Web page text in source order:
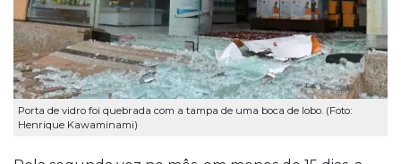
Porta de vidro foi quebrada com a tampa de uma boca de lobo. (Foto:
Henrique Kawaminami)